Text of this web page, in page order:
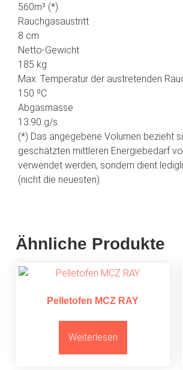
560m³ (*)
Rauchgasaustritt
8 cm
Netto-Gewicht
185 kg
Max. Temperatur der austretenden
150 ºC
Abgasmasse
13.90 g/s
(*) Das angegebene Volumen bezieht
geschätzten mittleren Energiebedarf
verwendet werden, sondern dient
(nicht die neuesten).
Ähnliche Produkte
Pelletofen MCZ RAY
Weiterlesen